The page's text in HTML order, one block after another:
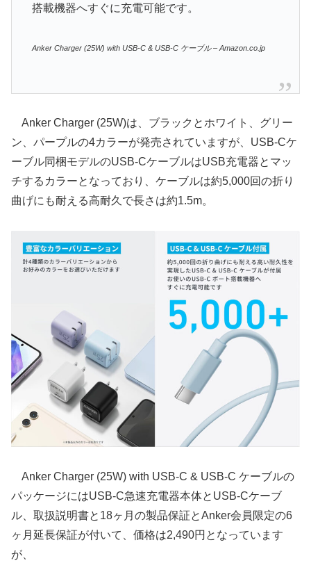
搭載機器へすぐに充電可能です。
Anker Charger (25W) with USB-C & USB-C ケーブル – Amazon.co.jp
Anker Charger (25W)は、ブラックとホワイト、グリー
ン、パープルの4カラーが発売されていますが、USB-Cケ
ーブル同梱モデルのUSB-CケーブルはUSB充電器とマッ
チするカラーとなっており、ケーブルは約5,000回の折り
曲げにも耐える高耐久で長さは約1.5m。
Anker Charger (25W) with USB-C & USB-C ケーブルの
パッケージにはUSB-C急速充電器本体とUSB-Cケーブ
ル、取扱説明書と18ヶ月の製品保証とAnker会員限定の6
ヶ月延長保証が付いて、価格は2,490円となっています
が、